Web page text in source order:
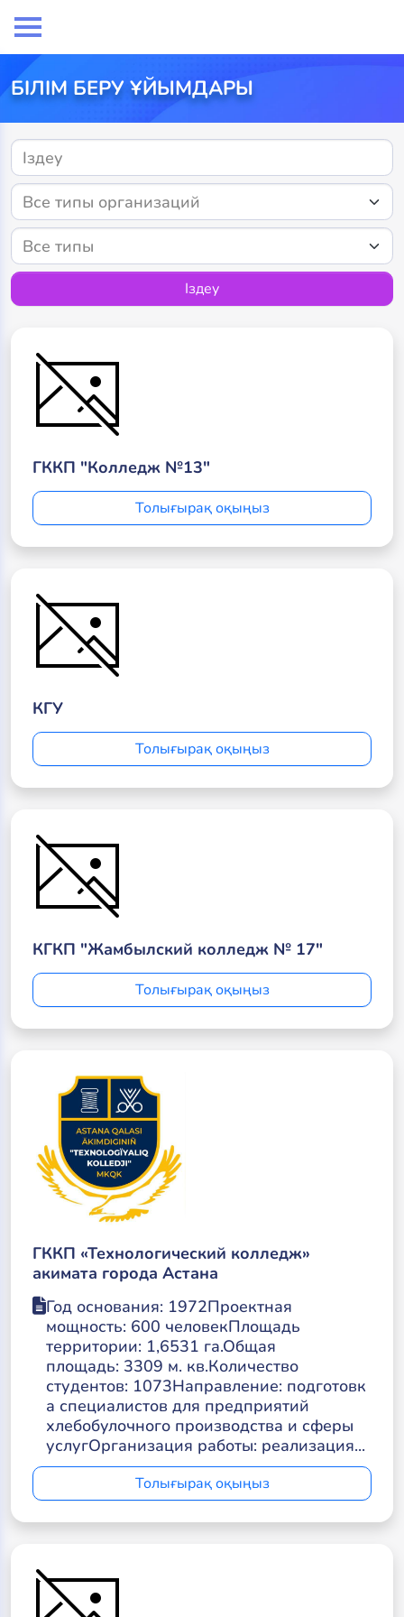
БІЛІМ БЕРУ ҰЙЫМДАРЫ
Іздеу
ГККП "Колледж №13"
Толығырақ оқыңыз
КГУ
Толығырақ оқыңыз
КГКП "Жамбылский колледж № 17"
Толығырақ оқыңыз
ГККП «Технологический колледж»
акимата города Астана
Год основания: 1972Проектная
мощность: 600 человекПлощадь
территории: 1,6531 га.Общая
площадь: 3309 м. кв.Количество
студентов: 1073Направление: подготовк
а специалистов для предприятий
хлебобулочного производства и сферы
услугОрганизация работы: реализация...
Толығырақ оқыңыз